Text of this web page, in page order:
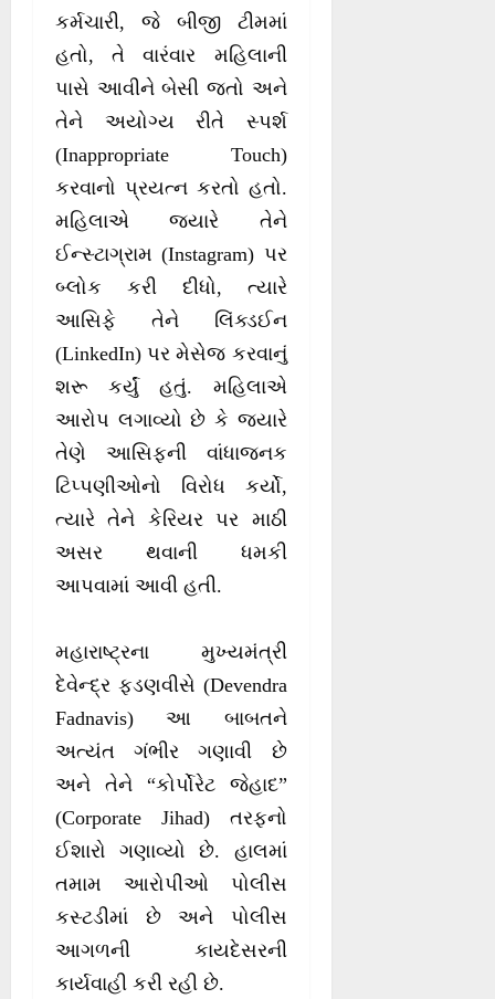
કર્મચારી, જે બીજી ટીમમાં
હતો, તે વારંવાર મહિલાની
પાસે આવીને બેસી જતો અને
તેને અયોગ્ય રીતે સ્પર્શ
(Inappropriate Touch)
કરવાનો પ્રયત્ન કરતો હતો.
મહિલાએ જ્યારે તેને
ઈન્સ્ટાગ્રામ (Instagram) પર
બ્લોક કરી દીધો, ત્યારે
આસિફે તેને લિંક્ડઈન
(LinkedIn) પર મેસેજ કરવાનું
શરૂ કર્યું હતું. મહિલાએ
આરોપ લગાવ્યો છે કે જ્યારે
તેણે આસિફની વાંધાજનક
ટિપ્પણીઓનો વિરોધ કર્યો,
ત્યારે તેને કેરિયર પર માઠી
અસર થવાની ધમકી
આપવામાં આવી હતી.
મહારાષ્ટ્રના મુખ્યમંત્રી
દેવેન્દ્ર ફડણવીસે (Devendra
Fadnavis) આ બાબતને
અત્યંત ગંભીર ગણાવી છે
અને તેને “કોર્પોરેટ જેહાદ”
(Corporate Jihad) તરફનો
ઈશારો ગણાવ્યો છે. હાલમાં
તમામ આરોપીઓ પોલીસ
કસ્ટડીમાં છે અને પોલીસ
આગળની કાયદેસરની
કાર્યવાહી કરી રહી છે.